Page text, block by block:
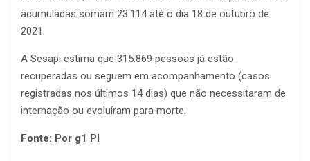
acumuladas somam 23.114 até o dia 18 de outubro de
2021.
A Sesapi estima que 315.869 pessoas já estão
recuperadas ou seguem em acompanhamento (casos
registradas nos últimos 14 dias) que não necessitaram de
internação ou evoluíram para morte.
Fonte: Por g1 PI